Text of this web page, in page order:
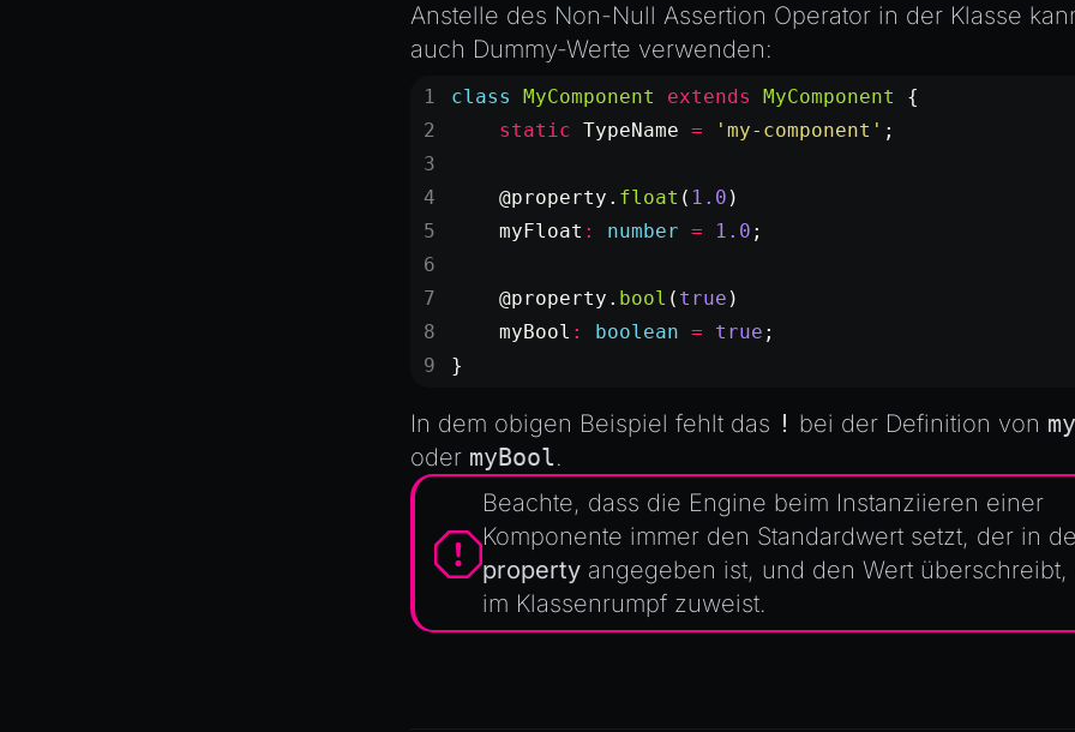
Anstelle des Non-Null Assertion Operatorin der Klasse
auch Dummy-Werte verwenden:
class MyComponent extends MyComponent
{
    static
TypeName = 'my-component' ;
    @property.
float ( 1.0 )
    myFloat
: number = 1.0 ;
    @property.
bool ( true )
    myBool
: boolean = true ;
}
In dem obigen Beispiel fehlt das ! bei der Definition von
oder myBool.
Beachte, dass die Engine beim Instanziieren einer
Komponente immer den Standardwert setzt, der in
propertyangegeben ist, und den Wert überschreibt,
im Klassenrumpf zuweist.